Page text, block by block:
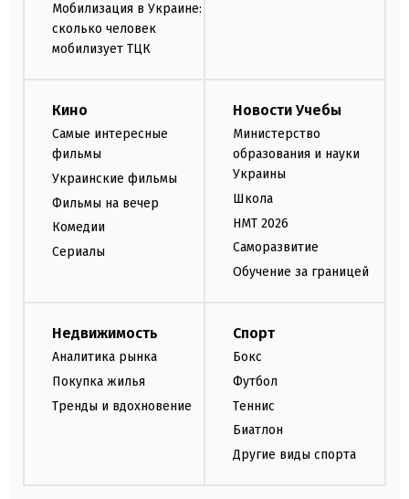
Мобилизация в Украине:
сколько человек
мобилизует ТЦК
Кино
Самые интересные
фильмы
Украинские фильмы
Фильмы на вечер
Комедии
Сериалы
Новости Учебы
Министерство
образования и науки
Украины
Школа
НМТ 2026
Саморазвитие
Обучение за границей
Недвижимость
Аналитика рынка
Покупка жилья
Тренды и вдохновение
Спорт
Бокс
Футбол
Теннис
Биатлон
Другие виды спорта